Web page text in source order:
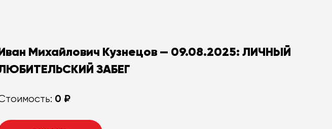
Михайлович Кузнецов — 09.08.2025: ЛИЧНЫЙ
ЗАБЕГ
0 ₽